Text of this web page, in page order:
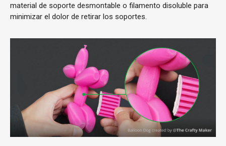
material de soporte desmontable o filamento disoluble para
minimizar el dolor de retirar los soportes.